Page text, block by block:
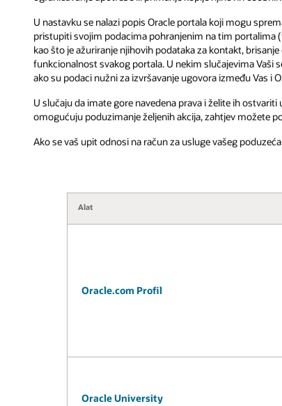
U nastavku se nalazi popis Oracle portala koji mogu
pristupiti svojim podacima pohranjenim na tim portalima
kao što je ažuriranje njihovih podataka za kontakt,
funkcionalnost svakog portala. U nekim slučajevima Vaši
ako su podaci nužni za izvršavanje ugovora između Vas i
U slučaju da imate gore navedena prava i želite ih
omogućuju poduzimanje željenih akcija, zahtjev možete
Ako se vaš upit odnosi na račun za usluge vašeg
Alat
Oracle.com Profil
Oracle University